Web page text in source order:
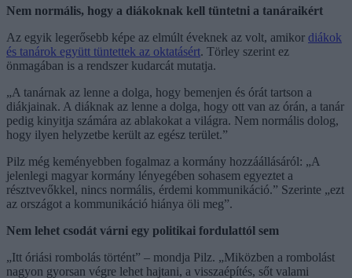
Nem normális, hogy a diákoknak kell tüntetni a tanáraikért
Az egyik legerősebb képe az elmúlt éveknek az volt, amikor diákok
és tanárok együtt tüntettek az oktatásért. Törley szerint ez
önmagában is a rendszer kudarcát mutatja.
„A tanárnak az lenne a dolga, hogy bemenjen és órát tartson a
diákjainak. A diáknak az lenne a dolga, hogy ott van az órán, a tanár
pedig kinyitja számára az ablakokat a világra. Nem normális dolog,
hogy ilyen helyzetbe került az egész terület.”
Pilz még keményebben fogalmaz a kormány hozzáállásáról: „A
jelenlegi magyar kormány lényegében sohasem egyeztet a
résztvevőkkel, nincs normális, érdemi kommunikáció.” Szerinte „ezt
az országot a kommunikáció hiánya öli meg”.
Nem lehet csodát várni egy politikai fordulattól sem
„Itt óriási rombolás történt” – mondja Pilz. „Miközben a rombolást
nagyon gyorsan végre lehet hajtani, a visszaépítés, sőt valami